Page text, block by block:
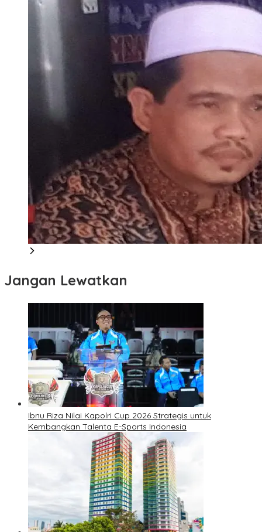
Jangan Lewatkan
Ibnu Riza Nilai Kapolri Cup 2026 Strategis untuk
Kembangkan Talenta E-Sports Indonesia